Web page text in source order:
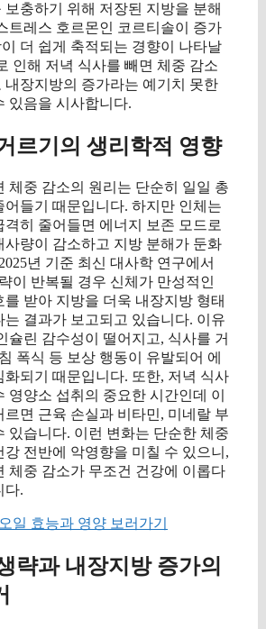
보충하기 위해 저장된 지방을 분해
트레스 호르몬인 코르티솔이 증가
더 쉽게 축적되는 경향이 나타날
인해 저녁 식사를 빼면 체중 감소
내장지방의 증가라는 예기치 못한
있음을 시사합니다.
르기의 생리학적 영향
체중 감소의 원리는 단순히 일일 총
어들기 때문입니다. 하지만 인체는
격히 줄어들면 에너지 보존 모드로
사량이 감소하고 지방 분해가 둔화
년 기준 최신 대사학 연구에서
이 반복될 경우 신체가 만성적인
를 받아 지방을 더욱 내장지방 형태
는 결과가 보고되고 있습니다. 이유
슐린 감수성이 떨어지고, 식사를 거
폭식 등 보상 행동이 유발되어 에
화되기 때문입니다. 또한, 저녁 식사
영양소 섭취의 중요한 시간인데 이
르면 근육 손실과 비타민, 미네랄 부
있습니다. 이런 변화는 단순한 체중
강 전반에 악영향을 미칠 수 있으니,
체중 감소가 무조건 건강에 이롭다
다.
일 효능과 영양 보러가기
략과 내장지방 증가의